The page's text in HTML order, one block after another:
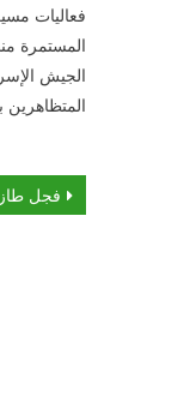
فعاليات
الجيش
المتظاهرين
تصفّح